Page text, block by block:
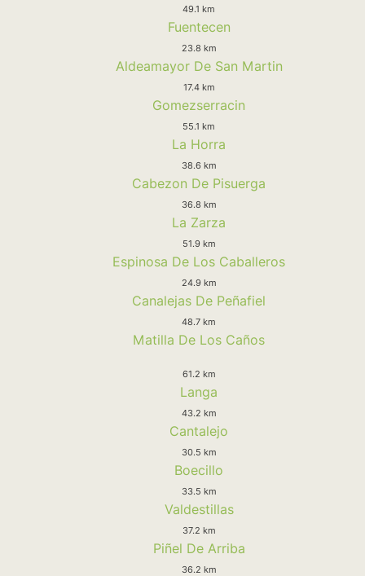
49.1 km
Fuentecen
23.8 km
Aldeamayor De San Martin
17.4 km
Gomezserracin
55.1 km
La Horra
38.6 km
Cabezon De Pisuerga
36.8 km
La Zarza
51.9 km
Espinosa De Los Caballeros
24.9 km
Canalejas De Peñafiel
48.7 km
Matilla De Los Caños
61.2 km
Langa
43.2 km
Cantalejo
30.5 km
Boecillo
33.5 km
Valdestillas
37.2 km
Piñel De Arriba
36.2 km